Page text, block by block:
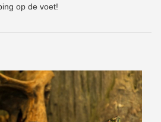
op de voet!